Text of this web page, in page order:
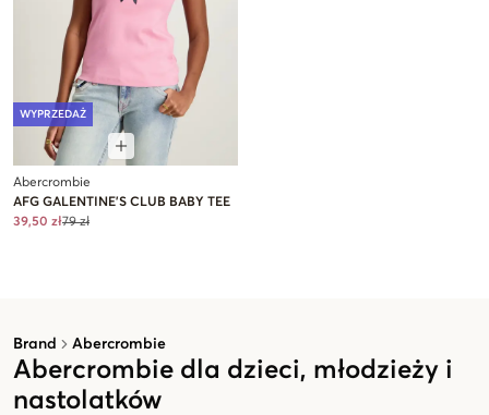
Brand Abercrombie
Abercrombie dla dzieci, młodzieży i
nastolatków
WYPRZEDAŻ
Abercrombie
AFG GALENTINE'S CLUB BABY TEE
39,50 zł79 zł